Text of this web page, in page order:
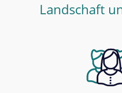
Landschaft